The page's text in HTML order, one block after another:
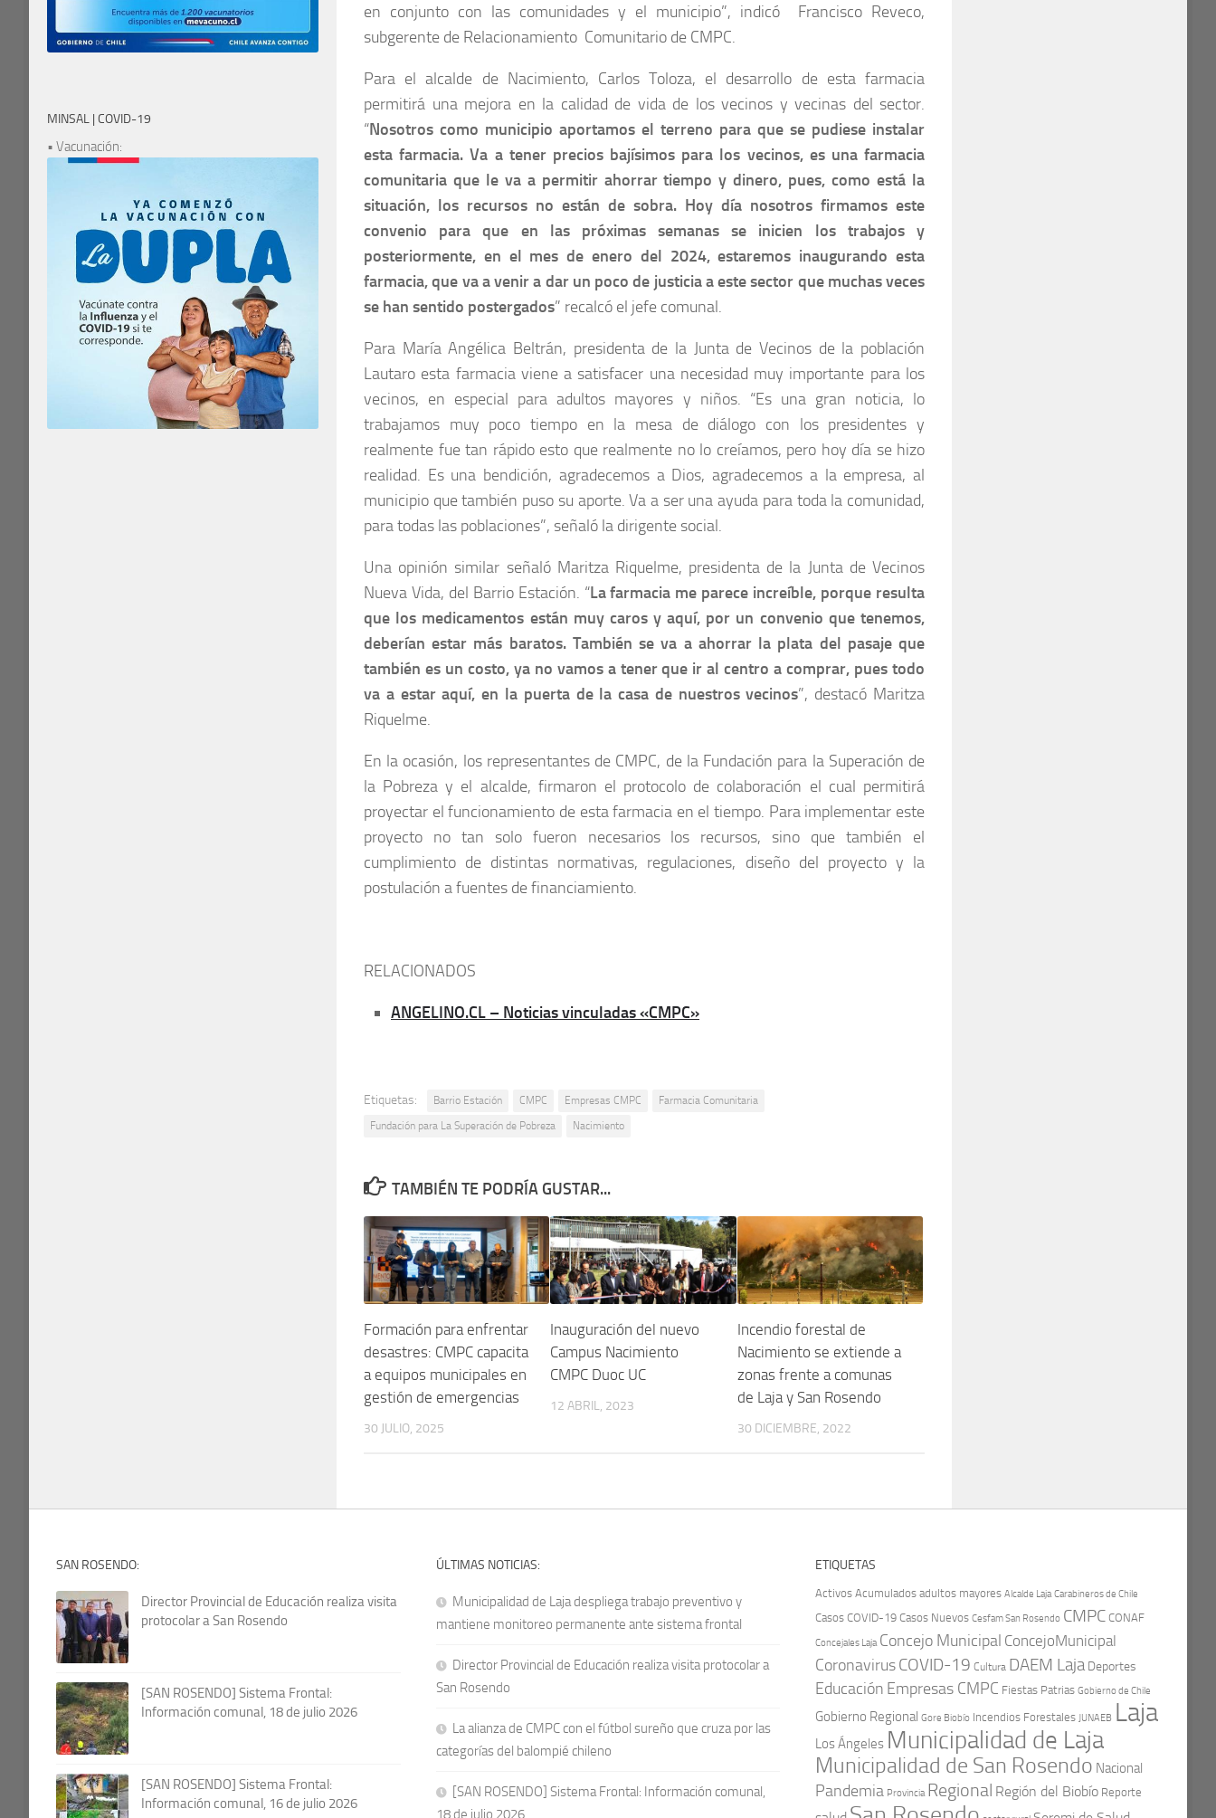
en conjunto con las comunidades y el municipio”, indicó Francisco Reveco,
subgerente de Relacionamiento Comunitario de CMPC.
Para el alcalde de Nacimiento, Carlos Toloza, el desarrollo de esta farmacia
permitirá una mejora en la calidad de vida de los vecinos y vecinas del sector.
“Nosotros como municipio aportamos el terreno para que se pudiese instalar
esta farmacia. Va a tener precios bajísimos para los vecinos, es una farmacia
comunitaria que le va a permitir ahorrar tiempo y dinero, pues, como está la
situación, los recursos no están de sobra. Hoy día nosotros firmamos este
convenio para que en las próximas semanas se inicien los trabajos y
posteriormente, en el mes de enero del 2024, estaremos inaugurando esta
farmacia, que va a venir a dar un poco de justicia a este sector que muchas veces
se han sentido postergados” recalcó el jefe comunal.
Para María Angélica Beltrán, presidenta de la Junta de Vecinos de la población
Lautaro esta farmacia viene a satisfacer una necesidad muy importante para los
vecinos, en especial para adultos mayores y niños. “Es una gran noticia, lo
trabajamos muy poco tiempo en la mesa de diálogo con los presidentes y
realmente fue tan rápido esto que realmente no lo creíamos, pero hoy día se hizo
realidad. Es una bendición, agradecemos a Dios, agradecemos a la empresa, al
municipio que también puso su aporte. Va a ser una ayuda para toda la comunidad,
para todas las poblaciones”, señaló la dirigente social.
Una opinión similar señaló Maritza Riquelme, presidenta de la Junta de Vecinos
Nueva Vida, del Barrio Estación. “La farmacia me parece increíble, porque resulta
que los medicamentos están muy caros y aquí, por un convenio que tenemos,
deberían estar más baratos. También se va a ahorrar la plata del pasaje que
también es un costo, ya no vamos a tener que ir al centro a comprar, pues todo
va a estar aquí, en la puerta de la casa de nuestros vecinos”, destacó Maritza
Riquelme.
En la ocasión, los representantes de CMPC, de la Fundación para la Superación de
la Pobreza y el alcalde, firmaron el protocolo de colaboración el cual permitirá
proyectar el funcionamiento de esta farmacia en el tiempo. Para implementar este
proyecto no tan solo fueron necesarios los recursos, sino que también el
cumplimiento de distintas normativas, regulaciones, diseño del proyecto y la
postulación a fuentes de financiamiento.
RELACIONADOS
ANGELINO.CL – Noticias vinculadas «CMPC»
Etiquetas: Barrio Estación CMPC Empresas CMPC
Farmacia Comunitaria
Fundación para La Superación de Pobreza
Nacimiento
TAMBIÉN TE PODRÍA GUSTAR...
Formación para enfrentar
desastres: CMPC capacita
a equipos municipales en
gestión de emergencias
30 JULIO, 2025
Inauguración del nuevo
Campus Nacimiento
CMPC Duoc UC
12 ABRIL, 2023
Incendio forestal de
Nacimiento se extiende a
zonas frente a comunas
de Laja y San Rosendo
30 DICIEMBRE, 2022
MINSAL | COVID-19
• Vacunación:
SAN ROSENDO:
Director Provincial de Educación realiza visita
protocolar a San Rosendo
[SAN ROSENDO] Sistema Frontal:
Información comunal, 18 de julio 2026
[SAN ROSENDO] Sistema Frontal:
Información comunal, 16 de julio 2026
ÚLTIMAS NOTICIAS:
Municipalidad de Laja despliega trabajo preventivo y
mantiene monitoreo permanente ante sistema frontal
Director Provincial de Educación realiza visita protocolar a
San Rosendo
La alianza de CMPC con el fútbol sureño que cruza por las
categorías del balompié chileno
[SAN ROSENDO] Sistema Frontal: Información comunal,
18 de julio 2026
ETIQUETAS
Activos Acumulados adultos mayores Alcalde Laja Carabineros de Chile
Casos COVID-19 Casos Nuevos Cesfam San Rosendo CMPC CONAF
Concejales Laja Concejo Municipal ConcejoMunicipal
CoronavirusCOVID-19 Cultura DAEM Laja Deportes
Educación Empresas CMPC Fiestas Patrias Gobierno de Chile
Gobierno Regional Gore Biobío Incendios Forestales JUNAEB Laja
Los Ángeles Municipalidad de Laja
Municipalidad de San Rosendo Nacional
Pandemia Provincia Regional Región del Biobío Reporte